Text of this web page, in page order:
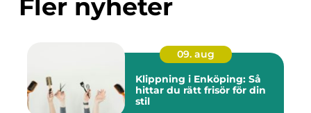
Fler nyheter
09. aug
Klippning i Enköping: Så
hittar du rätt frisör för din
stil